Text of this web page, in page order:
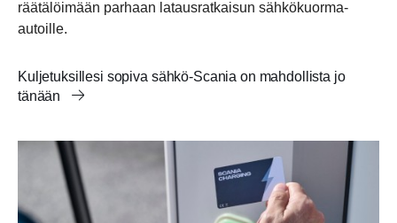
räätälöimään parhaan latausratkaisun sähkökuorma-
autoille.
Kuljetuksillesi sopiva sähkö-Scania on mahdollista jo
tänään